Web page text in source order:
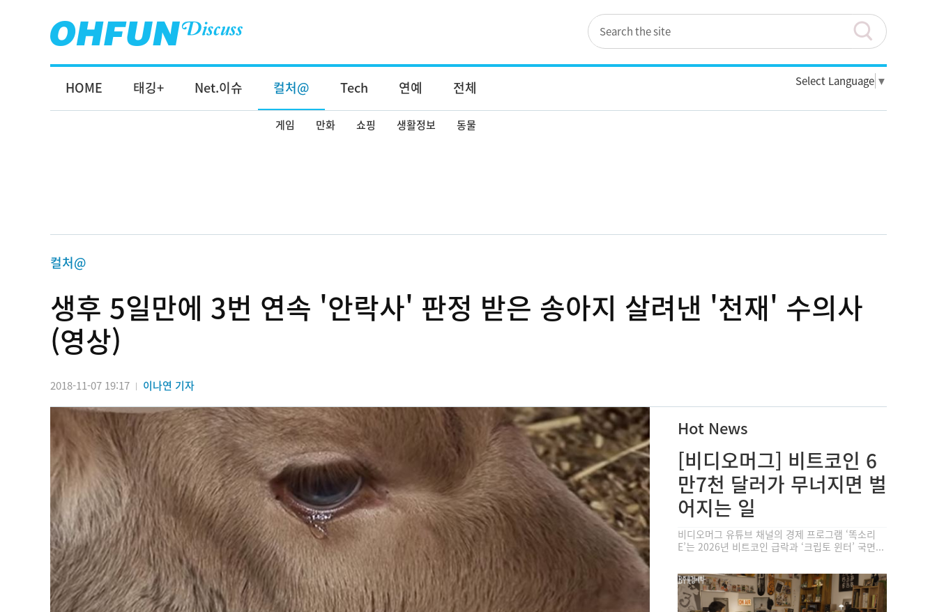
HOME 태깅+ Net.이슈 컬처@
게임 만화 쇼핑 생활정보 동물
Tech 연예 전체 Select Language ▼
컬처@
생후 5일만에 3번 연속 '안락사' 판정 받은 송아지 살려낸 '천재' 수의사
(영상)
2018-11-07 19:17 | 이나연 기자
Hot News
[비디오머그] 비트코인 6
만7천 달러가 무너지면 벌
어지는 일
비디오머그 유튜브 채널의 경제 프로그램 ‘똑소리
E’는 2026년 비트코인 급락과 ‘크립토 윈터’ 국면...